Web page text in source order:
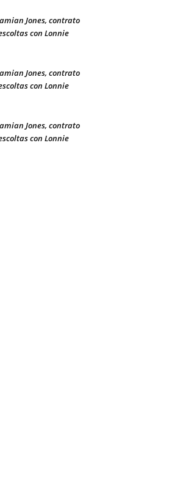
Jones, contrato
con Lonnie
Jones, contrato
con Lonnie
Jones, contrato
con Lonnie